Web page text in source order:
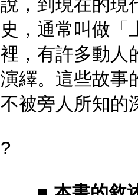
說，到現在的現
史，通常叫做「
裡，有許多動人
演繹。這些故事
不被旁人所知的
?